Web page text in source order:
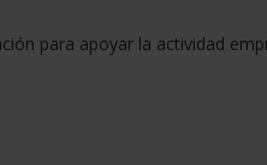
para apoyar la actividad